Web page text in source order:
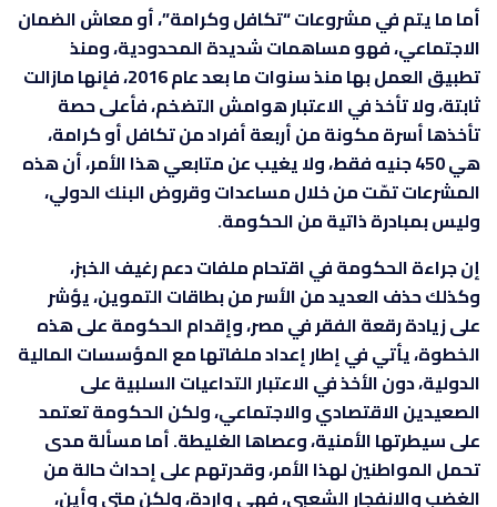
أما ما يتم في مشروعات “تكافل وكرامة”، أو معاش الضمان
الاجتماعي، فهو مساهمات شديدة المحدودية، ومنذ
تطبيق العمل بها منذ سنوات ما بعد عام 2016، فإنها مازالت
ثابتة، ولا تأخذ في الاعتبار هوامش التضخم، فأعلى حصة
تأخذها أسرة مكونة من أربعة أفراد من تكافل أو كرامة،
هي 450 جنيه فقط، ولا يغيب عن متابعي هذا الأمر، أن هذه
المشرعات تمّت من خلال مساعدات وقروض البنك الدولي،
وليس بمبادرة ذاتية من الحكومة.
إن جراءة الحكومة في اقتحام ملفات دعم رغيف الخبز،
وكذلك حذف العديد من الأسر من بطاقات التموين، يؤشر
على زيادة رقعة الفقر في مصر، وإقدام الحكومة على هذه
الخطوة، يأتي في إطار إعداد ملفاتها مع المؤسسات المالية
الدولية، دون الأخذ في الاعتبار التداعيات السلبية على
الصعيدين الاقتصادي والاجتماعي، ولكن الحكومة تعتمد
على سيطرتها الأمنية، وعصاها الغليطة. أما مسألة مدى
تحمل المواطنين لهذا الأمر، وقدرتهم على إحداث حالة من
الغضب والانفجار الشعبي، فهي واردة، ولكن متى وأين،